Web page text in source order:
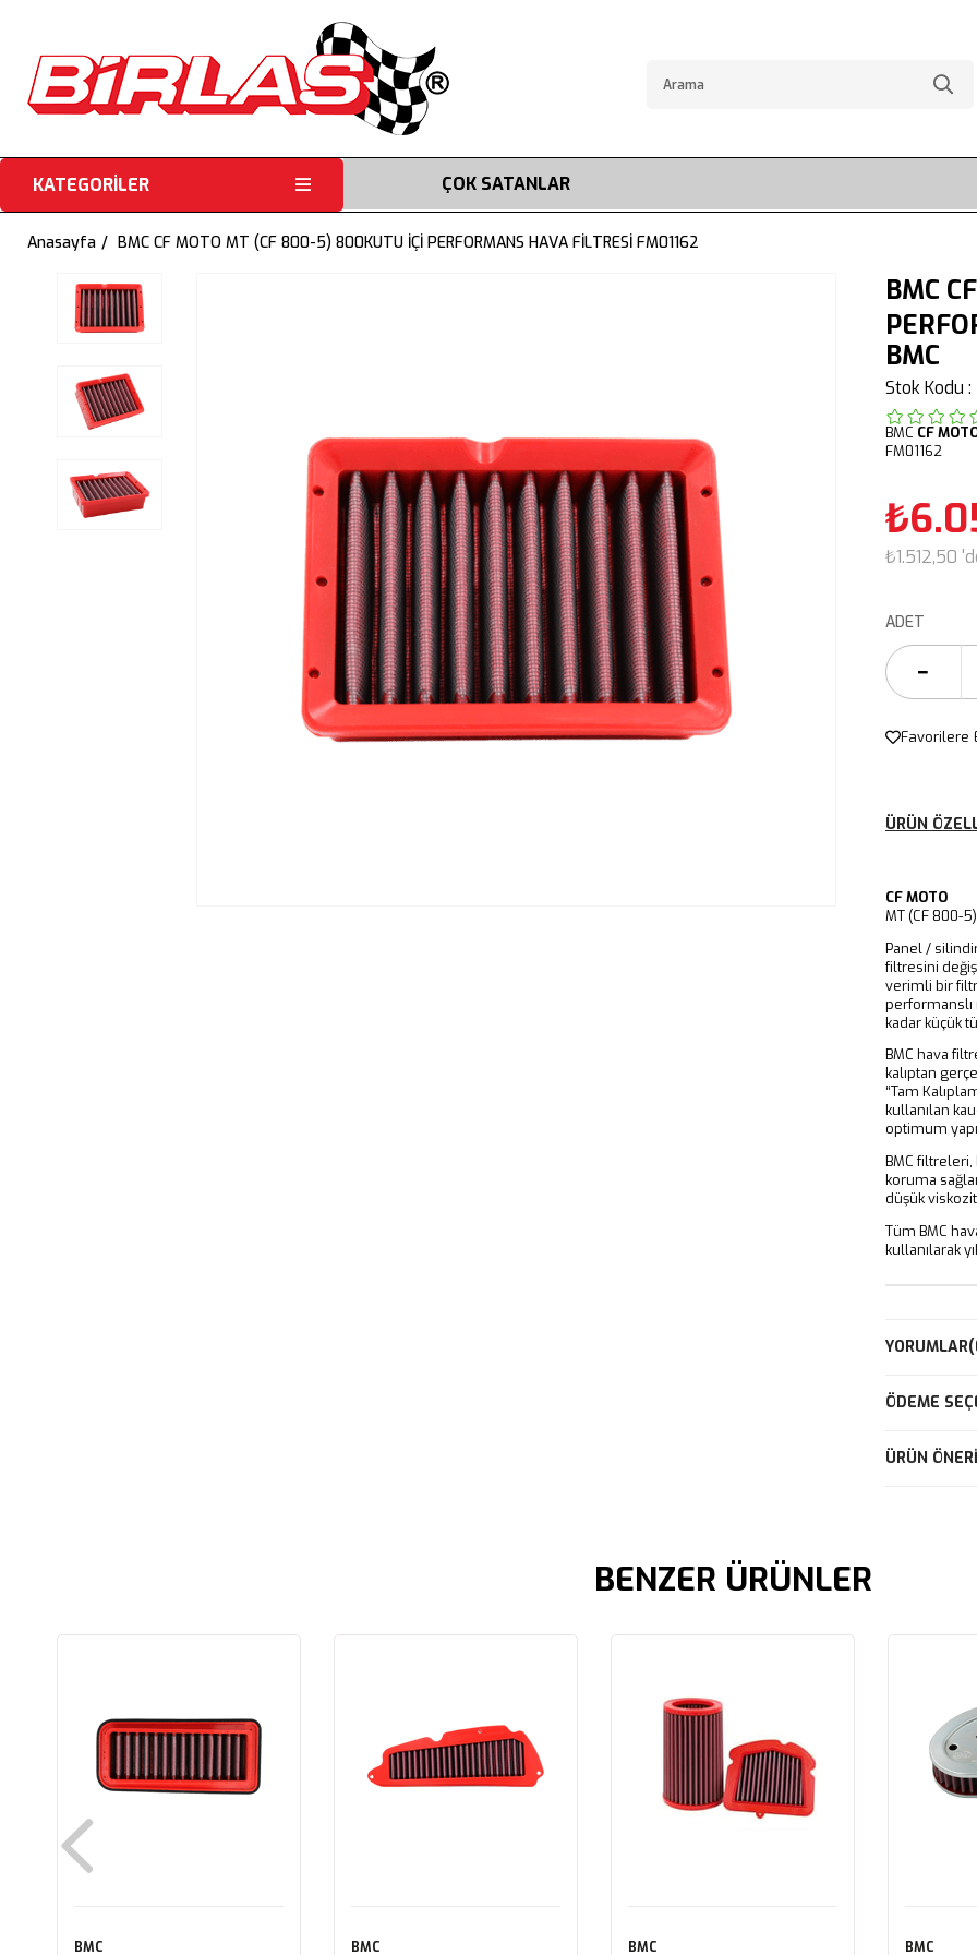
KATEGORİLER ÇOK SATANLAR
Anasayfa BMC CF MOTO MT (CF 800-5) 800KUTU İÇİ PERFORMANS HAVA FİLTRESİ FM01162
BMC
BMC
Stok Kodu
BMC CF
FM01162
₺1.512,50
ADET
Favorilere
ÜRÜN
CF MOTO
MT (CF 800-
Panel /
filtresini
verimli bir
performanslı
kadar küçük
BMC hava
kalıptan
“Tam
kullanılan
optimum
BMC
koruma
düşük
Tüm BMC
kullanılarak
YORUMLAR
ÖDEME
ÜRÜN
BENZER ÜRÜNLER
BMC
BMC
BMC
BMC